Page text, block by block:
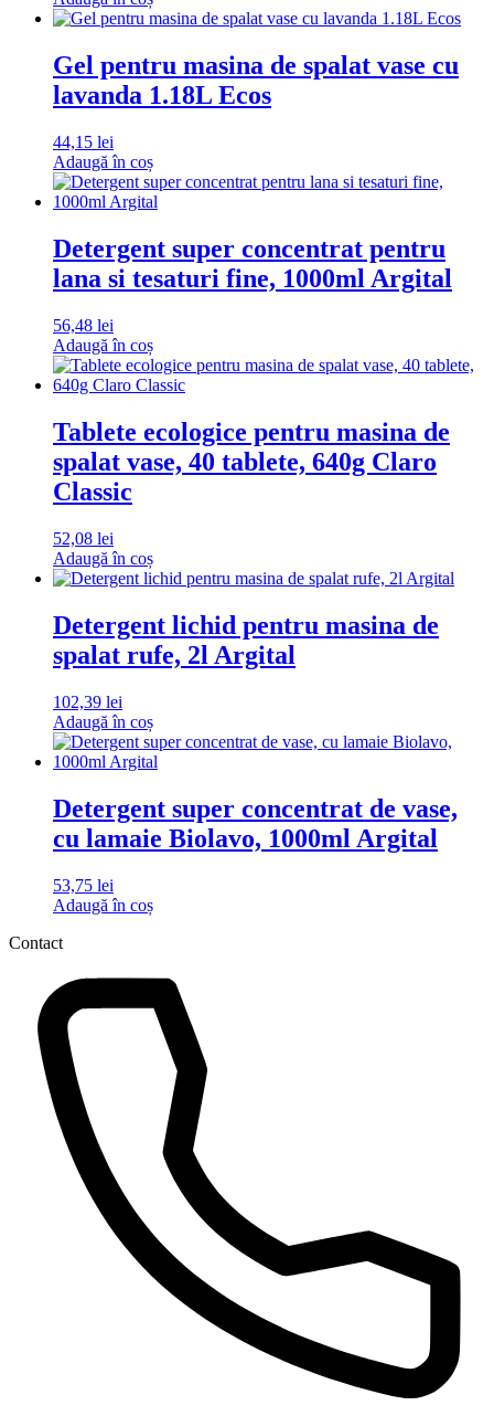
Gel pentru masina de spalat vase cu
lavanda 1.18L Ecos
44,15 lei
Adaugă în coș
Detergent super concentrat pentru
lana si tesaturi fine, 1000ml Argital
56,48 lei
Adaugă în coș
Tablete ecologice pentru masina de
spalat vase, 40 tablete, 640g Claro
Classic
52,08 lei
Adaugă în coș
Detergent lichid pentru masina de
spalat rufe, 2l Argital
102,39 lei
Adaugă în coș
Detergent super concentrat de vase,
cu lamaie Biolavo, 1000ml Argital
53,75 lei
Adaugă în coș
Contact